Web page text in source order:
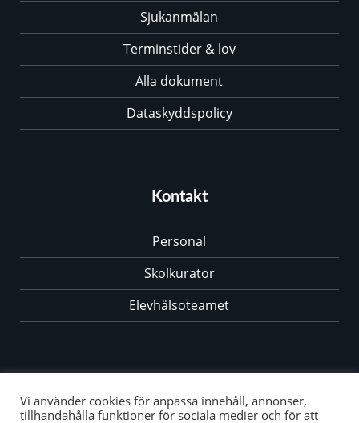
Sjukanmälan
Terminstider & lov
Alla dokument
Dataskyddspolicy
Kontakt
Personal
Skolkurator
Elevhälsoteamet
Ängdala Skolor © Alla rättigheter reserverade.
Vi använder cookies för anpassa innehåll, annonser,
tillhandahålla funktioner för sociala medier och för att